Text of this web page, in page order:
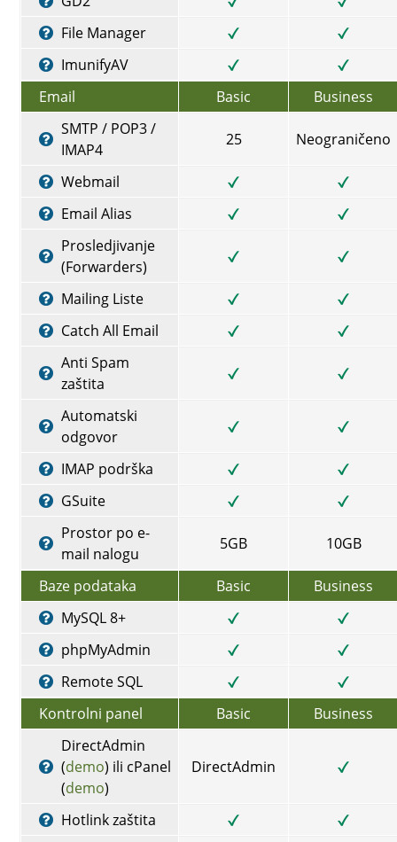
File Manager
ImunifyAV
Email
Basic
Business
SMTP / POP3 /
IMAP4
25 Neograničeno
Webmail
Email Alias
Prosledjivanje
(Forwarders)
Mailing Liste
Catch All Email
Anti Spam
zaštita
Automatski
odgovor
IMAP podrška
GSuite
Prostor po e-
mail nalogu
5GB 10GB
Baze podataka Basic
Business
MySQL 8+
phpMyAdmin
Remote SQL
Kontrolni panel
Basic
Business
DirectAdmin
(demo) ili cPanel
(demo)
DirectAdmin
Hotlink zaštita